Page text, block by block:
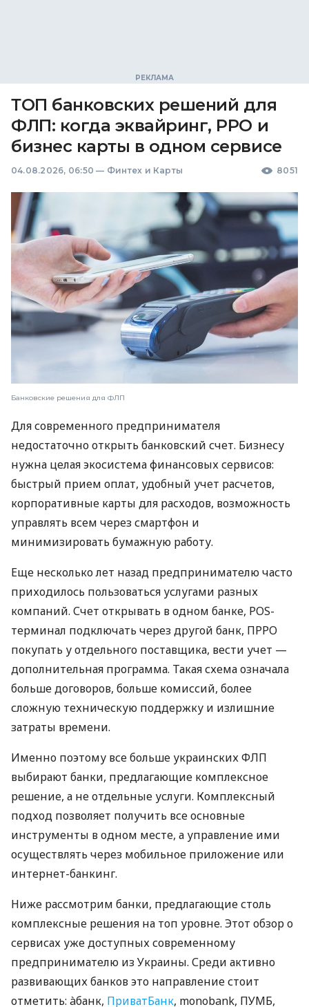
ТОП банковских решений для
ФЛП: когда эквайринг, РРО и
бизнес карты в одном сервисе
04.08.2026, 06:50 — Финтех и Карты 8051
Банковские решения для ФЛП
Для современного предпринимателя
недостаточно открыть банковский счет. Бизнесу
нужна целая экосистема финансовых сервисов:
быстрый прием оплат, удобный учет расчетов,
корпоративные карты для расходов, возможность
управлять всем через смартфон и
минимизировать бумажную работу.
Еще несколько лет назад предпринимателю часто
приходилось пользоваться услугами разных
компаний. Счет открывать в одном банке, POS-
терминал подключать через другой банк, ПРРО
покупать у отдельного поставщика, вести учет —
дополнительная программа. Такая схема означала
больше договоров, больше комиссий, более
сложную техническую поддержку и излишние
затраты времени.
Именно поэтому все больше украинских ФЛП
выбирают банки, предлагающие комплексное
решение, а не отдельные услуги. Комплексный
подход позволяет получить все основные
инструменты в одном месте, а управление ими
осуществлять через мобильное приложение или
интернет-банкинг.
Ниже рассмотрим банки, предлагающие столь
комплексные решения на топ уровне. Этот обзор о
сервисах уже доступных современному
предпринимателю из Украины. Среди активно
развивающих банков это направление стоит
отметить: àбанк, ПриватБанк, monobank, ПУМБ,